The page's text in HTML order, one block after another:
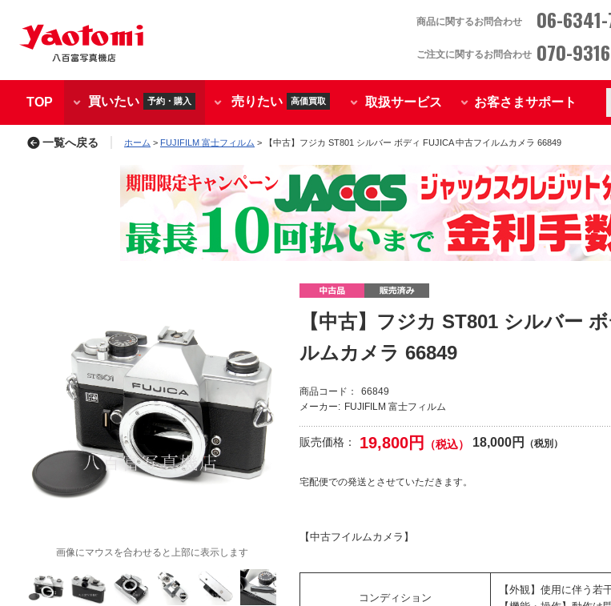
商品に関するお問合わせ 06-
ご注文に関するお問合わせ 070-
TOP 買いたい 予約・購入 売りたい 高価買取 取扱サービス お客さまサポート
一覧へ戻る ホーム > FUJIFILM 富士フィルム > 【中古】フジカ ST801 シルバー ボディ FUJICA 中古フイルムカメラ 66849
【中古】フジカ ST801 シルバー
ルムカメラ 66849
商品コード：
66849
メーカー: FUJIFILM 富士フィルム
販売価格： 19,800円 （税込） 18,000円 （税別）
宅配便での発送とさせていただきます。
【中古フイルムカメラ】
コンディション
【外観】使用に伴う若
画像にマウスを合わせると上部に表示します